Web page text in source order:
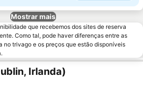
Mostrar mais
que recebemos dos sites de reserva
Como tal, pode haver diferenças entre as
no trivago e os preços que estão disponíveis
Irlanda)